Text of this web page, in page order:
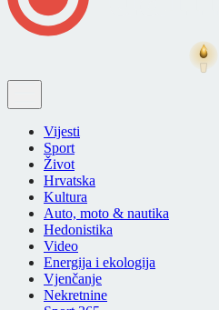
Vijesti
Sport
Život
Hrvatska
Kultura
Auto, moto & nautika
Hedonistika
Video
Energija i ekologija
Vjenčanje
Nekretnine